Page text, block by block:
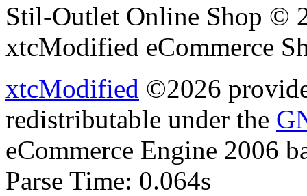
Stil-Outlet Online Shop ©
xtcModified eCommerce
xtcModified ©2026
redistributable under the
eCommerce Engine 2006
Parse Time: 0.064s